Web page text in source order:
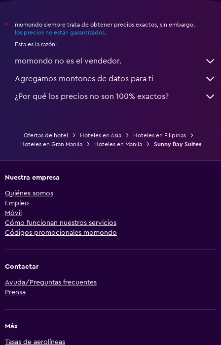
*
momondo siempre trata de obtener precios exactos, sin embargo,
los precios no están garantizados
Esta es la razón:
momondo no es el vendedor.
Agregamos montones de datos para ti
¿Por qué los precios no son 100% exactos?
Ofertas de hotel Hoteles en Asia
Hoteles en Filipinas
Hoteles en Gran Manila
Hoteles en Manila Sunny Bay Suites
Nuestra empresa
Quiénes somos
Empleo
Móvil
Cómo funcionan nuestros servicios
Códigos promocionales momondo
Contactar
Ayuda/Preguntas frecuentes
Prensa
Más
Tasas de aerolíneas